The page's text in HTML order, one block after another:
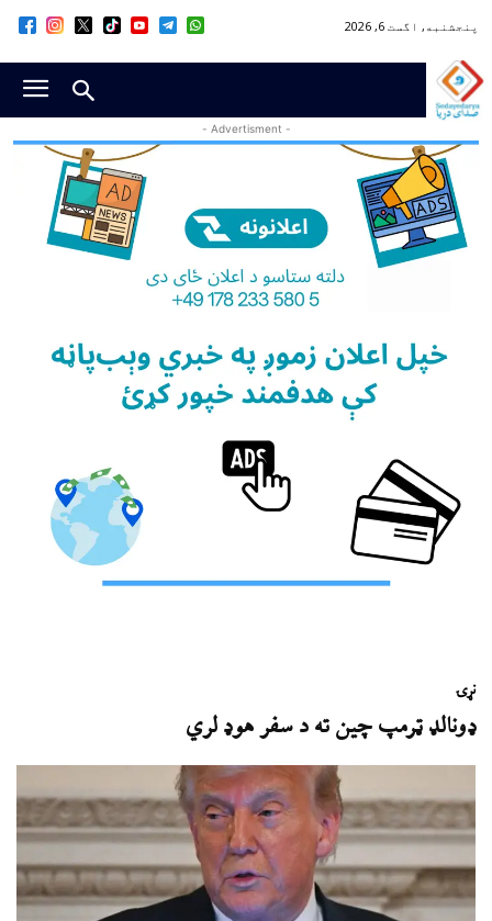
پنجشنبه, اگست 6, 2026
- Advertisment -
نړۍ
ډونالډ ټرمپ چین ته د سفر هوډ لري